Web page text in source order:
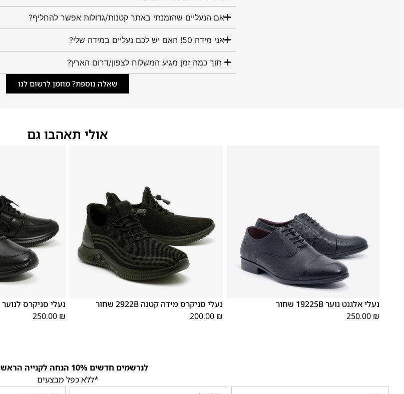
אם הנעליים שהזמנתי באתר קטנות/גדולות אפשר להחליף?
אני מידה 50! האם יש לכם נעליים במידה שלי?
תוך כמה זמן מגיע המשלוח לצפון/דרום הארץ?
שאלה נוספת? מוזמן לרשום לנו
אולי תאהבו גם
38
נעלי אלגנט נוער 19225B שחור
250.00 ₪
נעלי סניקרס מידה קטנה 2922B שחור
200.00 ₪
נעלי סניקרס לנוער 2950B שחור
250.00 ₪
לנרשמים חדשים 10% הנחה לקנייה הראשונה!
*ללא כפל מבצעים